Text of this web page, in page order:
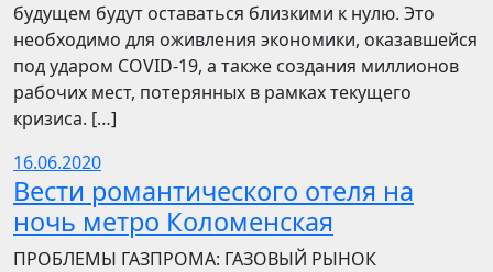
будущем будут оставаться близкими к нулю. Это
необходимо для оживления экономики, оказавшейся
под ударом COVID-19, а также создания миллионов
рабочих мест, потерянных в рамках текущего
кризиса. […]
16.06.2020
Вести романтического отеля на
ночь метро Коломенская
ПРОБЛЕМЫ ГАЗПРОМА: ГАЗОВЫЙ РЫНОК